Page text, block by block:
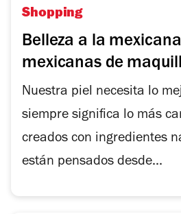
Shopping
Belleza a la
mexicanas de
Nuestra piel necesita lo
siempre significa lo más
creados con ingredientes
están pensados desde...